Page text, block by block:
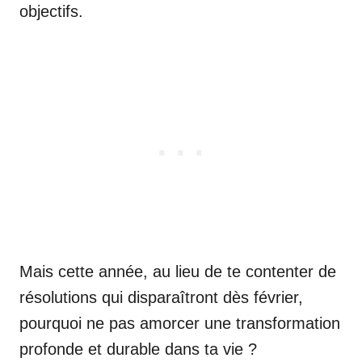
objectifs.
Mais cette année, au lieu de te contenter de
résolutions qui disparaîtront dès février,
pourquoi ne pas amorcer une transformation
profonde et durable dans ta vie ?